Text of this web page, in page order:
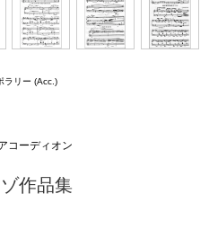
ラリー (Acc.)
コーディオン
作品集